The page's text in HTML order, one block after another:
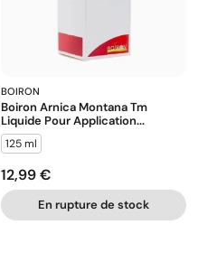
BOIRON
Boiron Arnica Montana Tm
Liquide Pour Application...
125 ml
Prix
12,99 €
En rupture de stock